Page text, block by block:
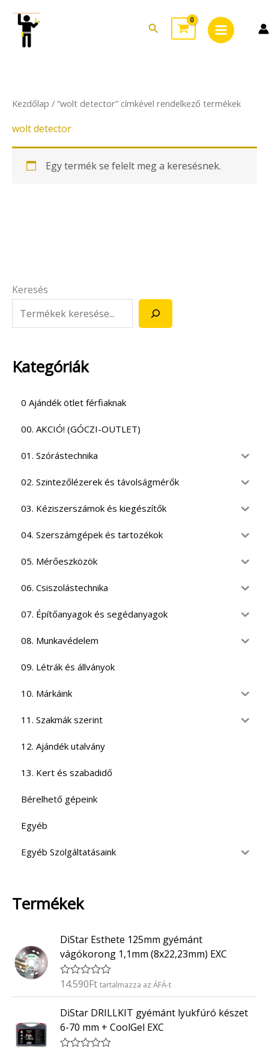
content
Search
Menu
Keresés
Kategóriák
0 Ajándék ötlet férfiaknak
00. AKCIÓ! (GÓCZI-OUTLET)
01. Szórástechnika
02. Szintezőlézerek és távolságmérők
03. Kéziszerszámok és kiegészítők
04. Szerszámgépek és tartozékok
05. Mérőeszközök
06. Csiszolástechnika
07. Építőanyagok és segédanyagok
08. Munkavédelem
09. Létrák és állványok
10. Márkáink
11. Szakmák szerint
12. Ajándék utalvány
13. Kert és szabadidő
Bérelhető gépeink
Egyéb
Egyéb Szolgáltatásaink
Termékek
DiStar Esthete 125mm gyémánt
vágókorong 1,1mm (8x22,23mm) EXC
É
é
k
e
l
14.590Ft tartalmazza az ÁFÁ-t
DiStar DRILLKIT gyémánt lyukfúró készet
6-70 mm + CoolGel EXC
Kezdőlap / “wolt detector” címkével rendelkező termékek
wolt detector
Egy termék se felelt meg a keresésnek.